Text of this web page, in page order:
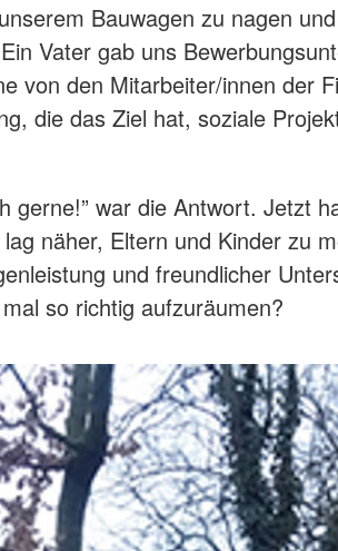
Bauwagen zu nagen
Vater gab uns
von den Mitarbeiter/innen der
die das Ziel hat, soziale
gerne!” war die Antwort. Jetzt
näher, Eltern und Kinder zu
und freundlicher
so richtig aufzuräumen?